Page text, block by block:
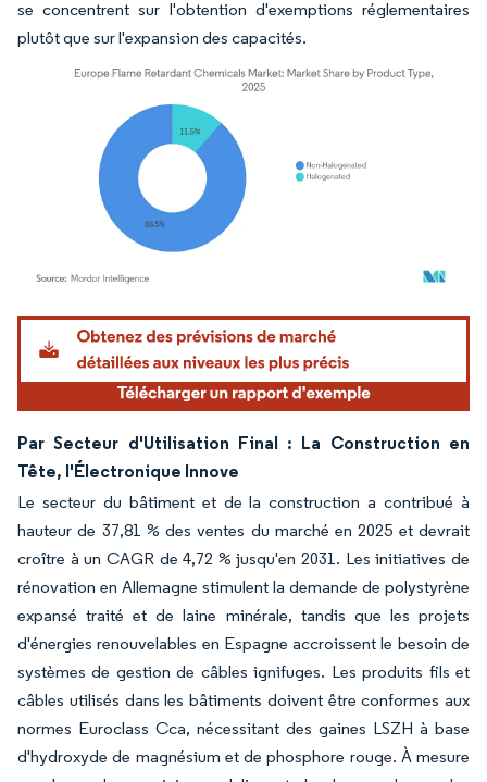
se concentrent sur l'obtention d'exemptions réglementaires
plutôt que sur l'expansion des capacités.
Image © Mordor Intelligence. La réutilisation nécessite une attribution sous CC BY
Par Secteur d'Utilisation Final : La Construction en
Tête, l'Électronique Innove
Le secteur du bâtiment et de la construction a contribué à
hauteur de 37,81 % des ventes du marché en 2025 et devrait
croître à un CAGR de 4,72 % jusqu'en 2031. Les initiatives de
rénovation en Allemagne stimulent la demande de polystyrène
expansé traité et de laine minérale, tandis que les projets
d'énergies renouvelables en Espagne accroissent le besoin de
systèmes de gestion de câbles ignifuges. Les produits fils et
câbles utilisés dans les bâtiments doivent être conformes aux
normes Euroclass Cca, nécessitant des gaines LSZH à base
d'hydroxyde de magnésium et de phosphore rouge. À mesure